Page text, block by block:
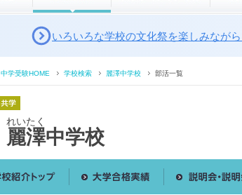
いろいろな学校の文化祭を楽しみなが
学受験HOME 学校検索 麗澤中学校 部活一覧
れいたく
麗澤中学校